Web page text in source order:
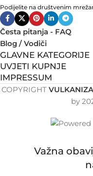
Podijelite na društvenim
Česta pitanja - FAQ
Blog / Vodiči
GLAVNE KATEGORIJE
UVJETI KUPNJE
IMPRESSUM
COPYRIGHT
by
Važna